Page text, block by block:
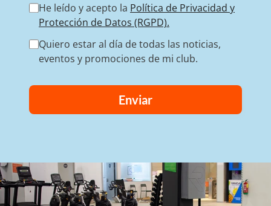
He leído y acepto la Política de Privacidad y
Protección de Datos (RGPD).
Quiero estar al día de todas las noticias,
eventos y promociones de mi club.